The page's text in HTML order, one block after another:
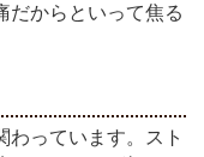
だからといって焦る
わっています。スト